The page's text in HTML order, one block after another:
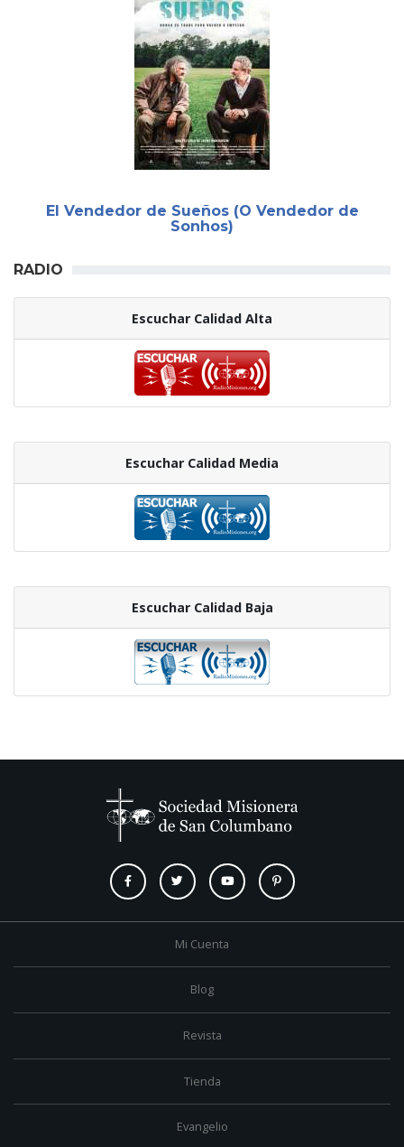
El Vendedor de Sueños (O Vendedor de
Sonhos)
RADIO
Escuchar Calidad Alta
Escuchar Calidad Media
Escuchar Calidad Baja
Mi Cuenta
Blog
Revista
Tienda
Evangelio